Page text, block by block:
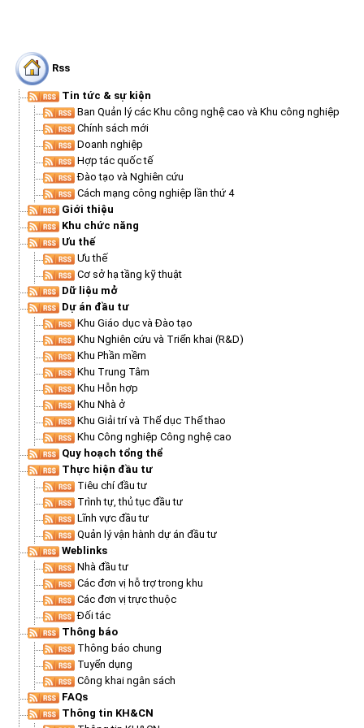
Lịch sử hình thành và phát triển
Tầm nhìn - Sứ mệnh
Lãnh đạo Ban Quản lý
Cơ cấu tổ chức
Chức năng, nhiệm vụ
Tin tức - sự kiện
Ban Quản lý Khu
Chính sách mới
Doanh nghiệp
Hợp tác quốc tế
Đào tạo và Nghiên cứu
Cách mạng công nghiệp lần thứ 4
Quy hoạch
Quy hoạch tổng thể
Quy hoạch khu chức năng
Ưu thế
Vị trí
Cơ sở hạ tầng
Cơ chế ưu đãi đầu tư
Cơ chế Một cửa
Nguồn nhân lực
Nhà đầu tư
Hướng dẫn đầu tư
Trình tự, thủ tục đầu tư
Tiêu chí đầu tư
Lĩnh vực đầu tư
Quản lý và vận hành dự án đầu tư
Văn bản pháp luật
Các thủ tục hành chính
Doanh nghiệp
Đất đai
Đầu tư
Khu CNC Hòa Lạc
Lao động
Môi trường
Quy hoạch - Xây dựng
Ưu đãi đầu tư
Công nghệ và Sản phẩm
Văn bản khác
Thông báo
Thông báo chung
Tuyển dụng
Công khai ngân sách
Dữ liệu mở
FAQs
Liên hệ - Liên kết
Liên kết
Liên hệ
Rss
Tin tức & sự kiện
Ban Quản lý các Khu công nghệ cao và Khu công nghiệp
Chính sách mới
Doanh nghiệp
Hợp tác quốc tế
Đào tạo và Nghiên cứu
Cách mạng công nghiệp lần thứ 4
Giới thiệu
Khu chức năng
Ưu thế
Ưu thế
Cơ sở hạ tầng kỹ thuật
Dữ liệu mở
Dự án đầu tư
Khu Giáo dục và Đào tạo
Khu Nghiên cứu và Triển khai (R&D)
Khu Phần mềm
Khu Trung Tâm
Khu Hỗn hợp
Khu Nhà ở
Khu Giải trí và Thể dục Thể thao
Khu Công nghiệp Công nghệ cao
Quy hoạch tổng thể
Thực hiện đầu tư
Tiêu chí đầu tư
Trình tự, thủ tục đầu tư
Lĩnh vực đầu tư
Quản lý vận hành dự án đầu tư
Weblinks
Nhà đầu tư
Các đơn vị hỗ trợ trong khu
Các đơn vị trực thuộc
Đối tác
Thông báo
Thông báo chung
Tuyển dụng
Công khai ngân sách
FAQs
Thông tin KH&CN